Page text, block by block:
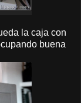
la caja con
buena